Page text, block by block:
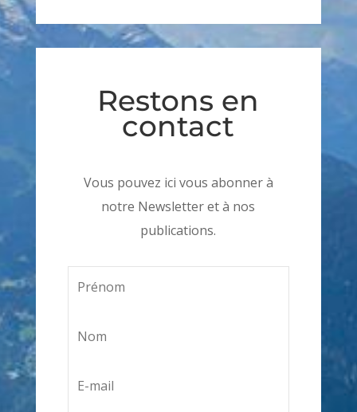
Restons en
contact
Vous pouvez ici vous abonner à
notre Newsletter et à nos
publications.